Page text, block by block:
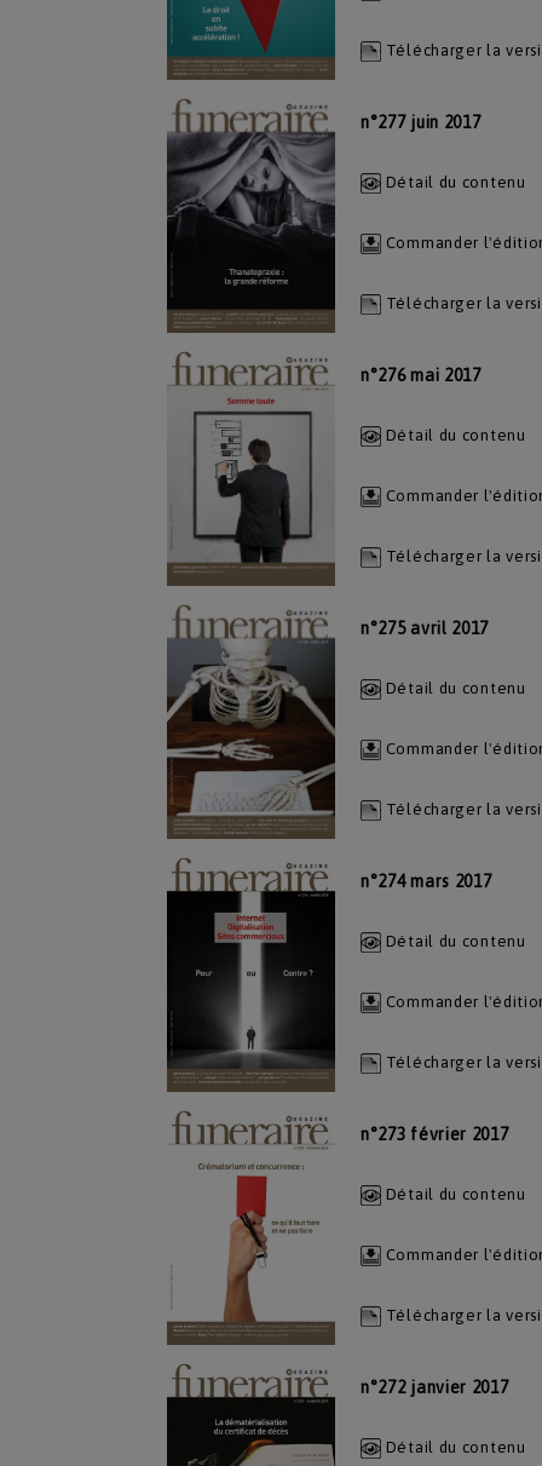
Télécharger la
n°277 juin 2017
Détail du contenu
Commander
Télécharger la
n°276 mai 2017
Détail du contenu
Commander
Télécharger la
n°275 avril 2017
Détail du contenu
Commander
Télécharger la
n°274 mars 2017
Détail du contenu
Commander
Télécharger la
n°273 février 2017
Détail du contenu
Commander
Télécharger la
n°272 janvier 2017
Détail du contenu